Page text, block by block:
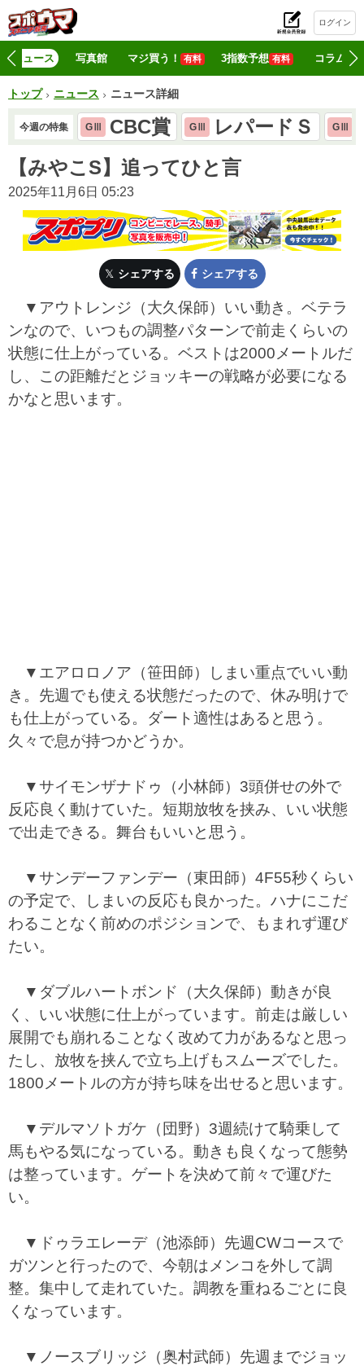
ログイン
ニュース 写真館 マジ買う！ 有料 3指数予想 有料 コラム
トップ ニュース ニュース詳細
今週の特集 GⅢ CBC賞 GⅢ レパードＳ GⅢ
【みやこS】追ってひと言
2025年11月6日 05:23
シェアする シェアする
▼アウトレンジ（大久保師）いい動き。ベテラ
ンなので、いつもの調整パターンで前走くらいの
状態に仕上がっている。ベストは2000メートルだ
し、この距離だとジョッキーの戦略が必要になる
かなと思います。
▼エアロロノア（笹田師）しまい重点でいい動
き。先週でも使える状態だったので、休み明けで
も仕上がっている。ダート適性はあると思う。
久々で息が持つかどうか。
▼サイモンザナドゥ（小林師）3頭併せの外で
反応良く動けていた。短期放牧を挟み、いい状態
で出走できる。舞台もいいと思う。
▼サンデーファンデー（東田師）4F55秒くらい
の予定で、しまいの反応も良かった。ハナにこだ
わることなく前めのポジションで、もまれず運び
たい。
▼ダブルハートボンド（大久保師）動きが良
く、いい状態に仕上がっています。前走は厳しい
展開でも崩れることなく改めて力があるなと思っ
たし、放牧を挟んで立ち上げもスムーズでした。
1800メートルの方が持ち味を出せると思います。
▼デルマソトガケ（団野）3週続けて騎乗して
馬もやる気になっている。動きも良くなって態勢
は整っています。ゲートを決めて前々で運びた
い。
▼ドゥラエレーデ（池添師）先週CWコースで
ガツンと行ったので、今朝はメンコを外して調
整。集中して走れていた。調教を重ねるごとに良
くなっています。
▼ノースブリッジ（奥村武師）先週までジョッ